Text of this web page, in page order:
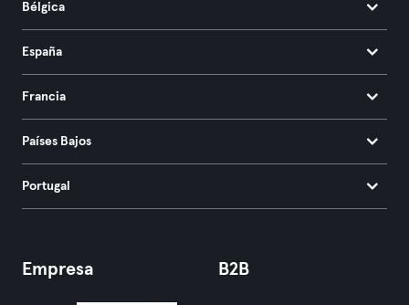
Bélgica
España
Francia
Países Bajos
Portugal
Empresa B2B